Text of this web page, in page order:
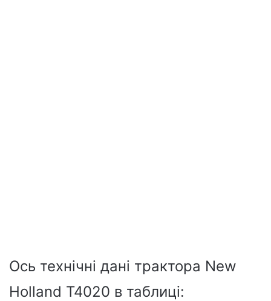
Ось технічні дані трактора New
Holland T4020 в таблиці: